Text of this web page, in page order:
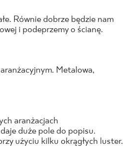
Równie dobrze będzie nam
i podeprzemy o ścianę.
Metalowa,
aranżacjach
duże pole do popisu.
użyciu kilku okrągłych luster.